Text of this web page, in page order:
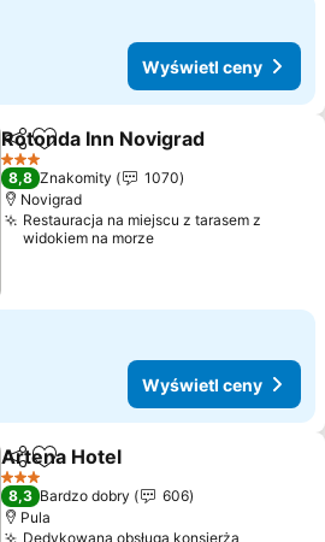
Wyświetl ceny
Udostępnij
Dodaj do ulubionych
Rotonda Inn Novigrad
3 Kategoria
8,8 Znakomity
1070
Novigrad
Restauracja na miejscu z tarasem z
widokiem na morze
Wyświetl ceny
Udostępnij
Dodaj do ulubionych
Artena Hotel
3 Kategoria
8,3 Bardzo dobry
606
Pula
Dedykowana obsługa konsjerża